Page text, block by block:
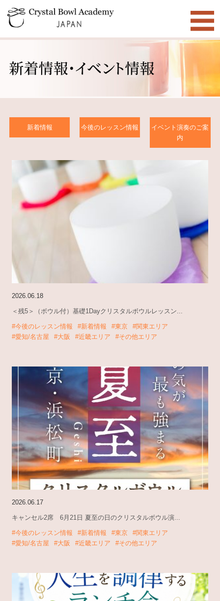
新着情報 今後のレッスン情報
イベント演奏のご案
内
2026.06.18
＜残5＞（ボウル付）基礎1Dayクリスタルボウルレッスン...
#今後のレッスン情報 #新着情報 #東京
#関東エリア
#愛知/名古屋
#大阪 #近畿エリア #その他エリア
2026.06.17
キャンセル2席 6月21日 夏至の日のクリスタルボウル演...
#今後のレッスン情報 #新着情報 #東京
#関東エリア
#愛知/名古屋
#大阪 #近畿エリア #その他エリア